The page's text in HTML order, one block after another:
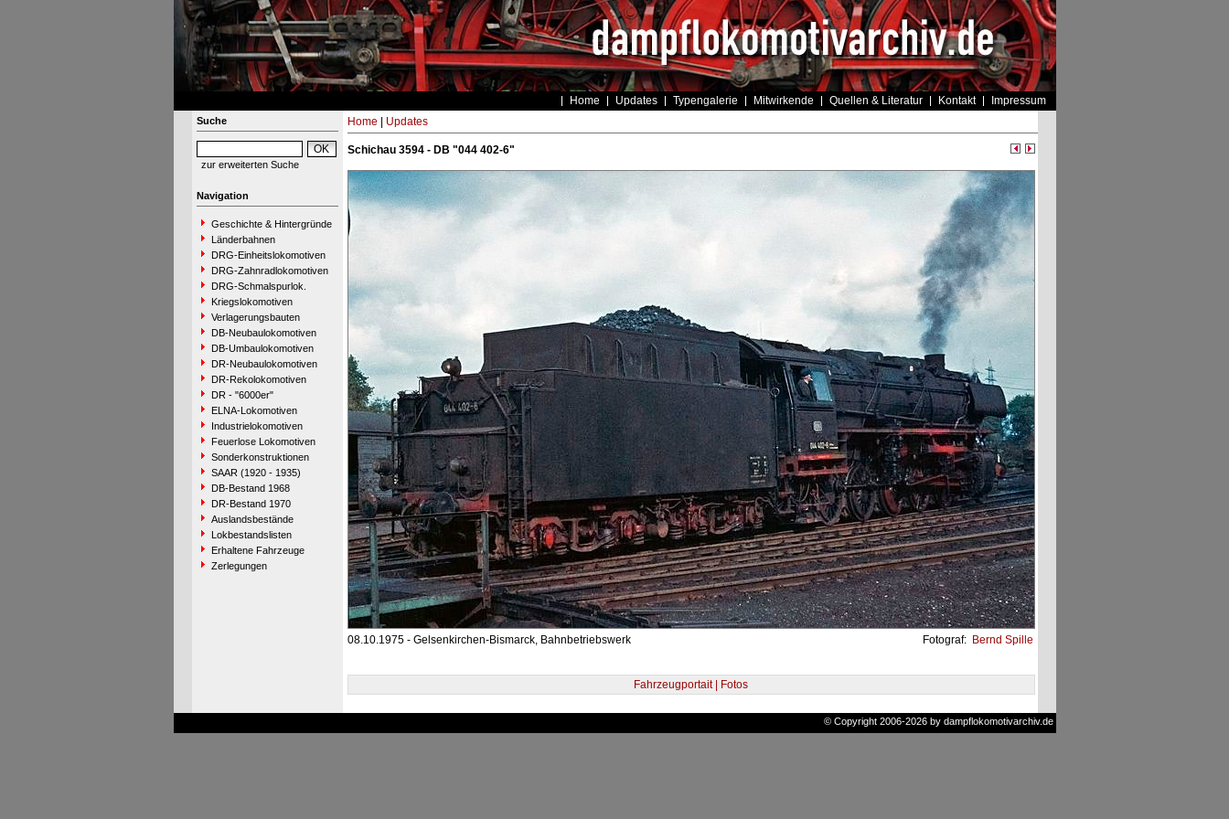
Home Updates Typengalerie Mitwirkende Quellen & Literatur Kontakt Impressum
Suche
zur erweiterten Suche
Navigation
Geschichte & Hintergründe
Länderbahnen
DRG-Einheitslokomotiven
DRG-Zahnradlokomotiven
DRG-Schmalspurlok.
Kriegslokomotiven
Verlagerungsbauten
DB-Neubaulokomotiven
DB-Umbaulokomotiven
DR-Neubaulokomotiven
DR-Rekolokomotiven
DR - "6000er"
ELNA-Lokomotiven
Industrielokomotiven
Feuerlose Lokomotiven
Sonderkonstruktionen
SAAR (1920 - 1935)
DB-Bestand 1968
DR-Bestand 1970
Auslandsbestände
Lokbestandslisten
Erhaltene Fahrzeuge
Zerlegungen
Home Updates
Schichau 3594 - DB "044 402-6"
08.10.1975 - Gelsenkirchen-Bismarck, Bahnbetriebswerk Fotograf: Bernd Spille
Fahrzeugportait | Fotos
© Copyright 2006-2026 by dampflokomotivarchiv.de